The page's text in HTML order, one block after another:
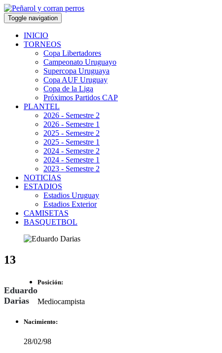
Toggle navigation
INICIO
TORNEOS
Copa Libertadores
Campeonato Uruguayo
Supercopa Uruguaya
Copa AUF Uruguay
Copa de la Liga
Próximos Partidos CAP
PLANTEL
2026 - Semestre 2
2026 - Semestre 1
2025 - Semestre 2
2025 - Semestre 1
2024 - Semestre 2
2024 - Semestre 1
2023 - Semestre 2
NOTICIAS
ESTADIOS
Estadios Uruguay
Estadios Exterior
CAMISETAS
BASQUETBOL
13
Eduardo
Darias
Posición:
Mediocampista
Nacimiento:
28/02/98